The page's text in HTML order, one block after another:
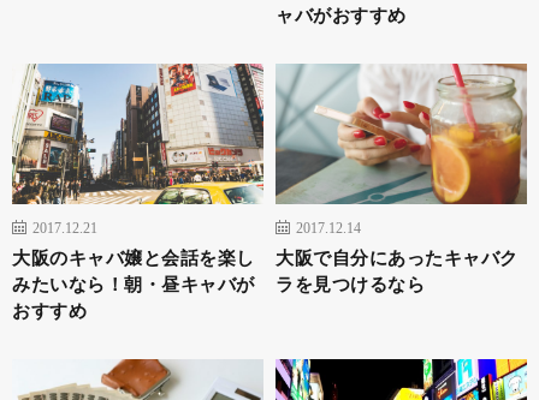
ャバがおすすめ
2017.12.21
大阪のキャバ嬢と会話を楽し
みたいなら！朝・昼キャバが
おすすめ
2017.12.14
大阪で自分にあったキャバク
ラを見つけるなら